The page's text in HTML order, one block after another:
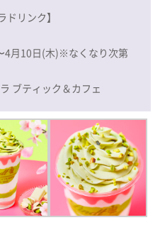
ドリンク】
4月10日(木)※なくなり次第
ブティック＆カフェ